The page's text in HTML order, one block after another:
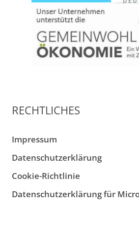
RECHTLICHES
Impressum
Datenschutzerklärung
Cookie-Richtlinie
Datenschutzerklärung für